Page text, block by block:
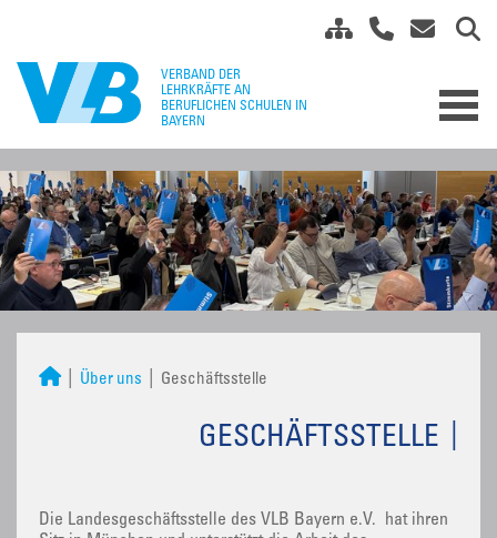
Über uns Geschäftsstelle
GESCHÄFTSSTELLE
Die Landesgeschäftsstelle des VLB Bayern e.V. hat ihren